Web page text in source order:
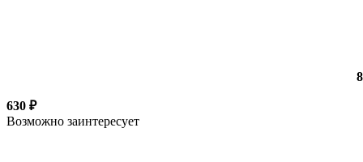
630 ₽
Возможно заинтересует